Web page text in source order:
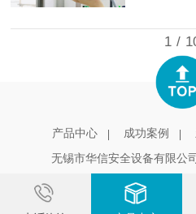
1 /
产品中心 成功案例
无锡市华信安全设备有限公